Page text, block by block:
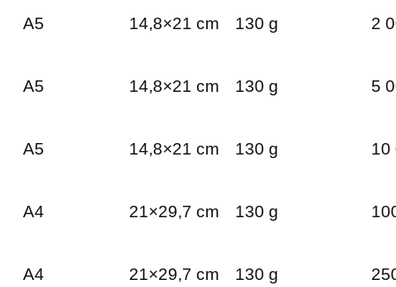
A5 14,8×21 cm 130 g 2
A5 14,8×21 cm 130 g 5
A5 14,8×21 cm 130 g 10
A4 21×29,7 cm 130 g
A4 21×29,7 cm 130 g